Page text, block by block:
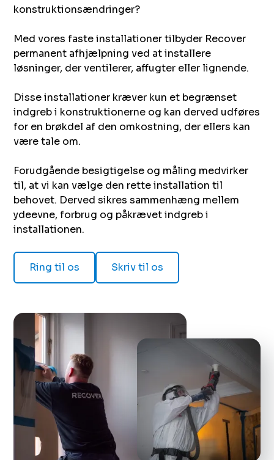
konstruktionsændringer?
Med vores faste installationer tilbyder Recover
permanent afhjælpning ved at installere
løsninger, der ventilerer, affugter eller lignende.
Disse installationer kræver kun et begrænset
indgreb i konstruktionerne og kan derved udføres
for en brøkdel af den omkostning, der ellers kan
være tale om.
Forudgående besigtigelse og måling medvirker
til, at vi kan vælge den rette installation til
behovet. Derved sikres sammenhæng mellem
ydeevne, forbrug og påkrævet indgreb i
installationen.
Ring til os Skriv til os